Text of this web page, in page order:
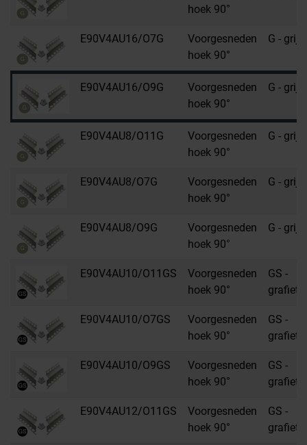
hoek 90°
E90V4AU16/O7G
Voorgesneden
hoek 90°
G - grijs
E90V4AU16/O9G
Voorgesneden
hoek 90°
G - grijs
E90V4AU8/O11G
Voorgesneden
hoek 90°
G - grijs
E90V4AU8/O7G
Voorgesneden
hoek 90°
G - grijs
E90V4AU8/O9G
Voorgesneden
hoek 90°
G - grijs
E90V4AU10/O11GS
Voorgesneden
hoek 90°
GS -
E90V4AU10/O7GS
Voorgesneden
hoek 90°
GS -
E90V4AU10/O9GS
Voorgesneden
hoek 90°
GS -
E90V4AU12/O11GS
Voorgesneden
hoek 90°
GS -